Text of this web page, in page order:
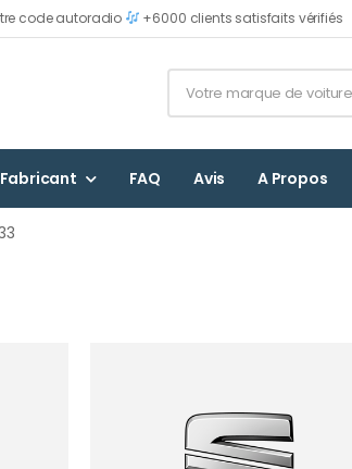
code autoradio +6000 clients satisfaits vérifiés
Fabricant FAQ Avis A Propos